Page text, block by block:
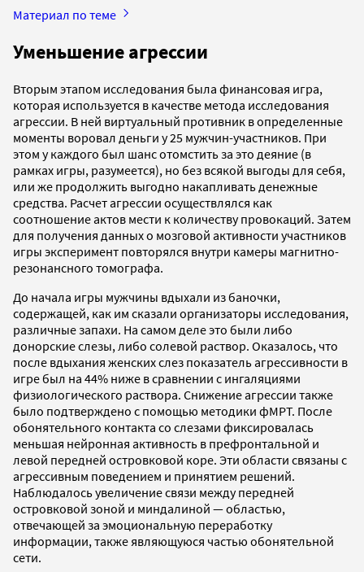
Материал по теме
Уменьшение агрессии
Вторым этапом исследования была финансовая игра,
которая используется в качестве метода исследования
агрессии. В ней виртуальный противник в определенные
моменты воровал деньги у 25 мужчин-участников. При
этом у каждого был шанс отомстить за это деяние (в
рамках игры, разумеется), но без всякой выгоды для себя,
или же продолжить выгодно накапливать денежные
средства. Расчет агрессии осуществлялся как
соотношение актов мести к количеству провокаций. Затем
для получения данных о мозговой активности участников
игры эксперимент повторялся внутри камеры магнитно-
резонансного томографа.
До начала игры мужчины вдыхали из баночки,
содержащей, как им сказали организаторы исследования,
различные запахи. На самом деле это были либо
донорские слезы, либо солевой раствор. Оказалось, что
после вдыхания женских слез показатель агрессивности в
игре был на 44% ниже в сравнении с ингаляциями
физиологического раствора. Снижение агрессии также
было подтверждено с помощью методики фМРТ. После
обонятельного контакта со слезами фиксировалась
меньшая нейронная активность в префронтальной и
левой передней островковой коре. Эти области связаны с
агрессивным поведением и принятием решений.
Наблюдалось увеличение связи между передней
островковой зоной и миндалиной — областью,
отвечающей за эмоциональную переработку
информации, также являющуюся частью обонятельной
сети.